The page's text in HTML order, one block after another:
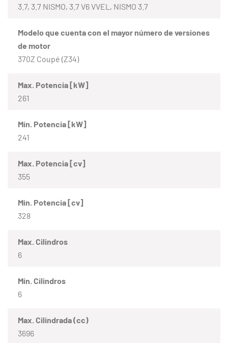
3.7, 3.7 NISMO, 3.7 V6 VVEL, NISMO 3.7
Modelo que cuenta con el mayor número de versiones
de motor
370Z Coupé (Z34)
Max. Potencia [kW]
261
Mín. Potencia [kW]
241
Max. Potencia [cv]
355
Mín. Potencia [cv]
328
Max. Cilindros
6
Mín. Cilindros
6
Max. Cilindrada (cc)
3696